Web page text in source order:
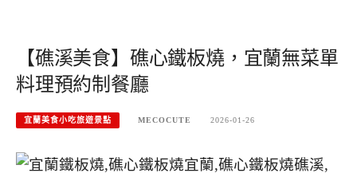
【礁溪美食】礁心鐵板燒，宜蘭無菜單
料理預約制餐廳
宜蘭美食小吃旅遊景點 MECOCUTE 2026-01-26